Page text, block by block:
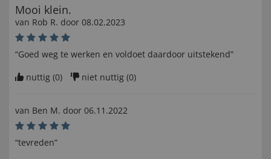
Mooi klein.
van Rob R. door 08.02.2023
“Goed weg te werken en voldoet daardoor uitstekend”
nuttig (0) niet nuttig (0)
van Ben M. door 06.11.2022
“tevreden”